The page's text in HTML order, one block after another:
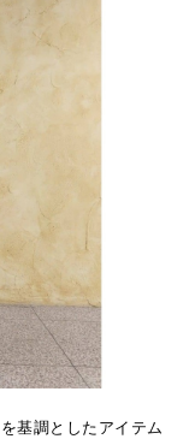
基調としたアイテム